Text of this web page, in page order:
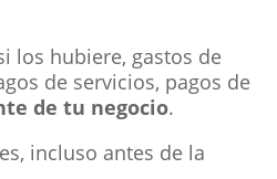
los hubiere, gastos de
de servicios, pagos de
de tu negocio.
incluso antes de la